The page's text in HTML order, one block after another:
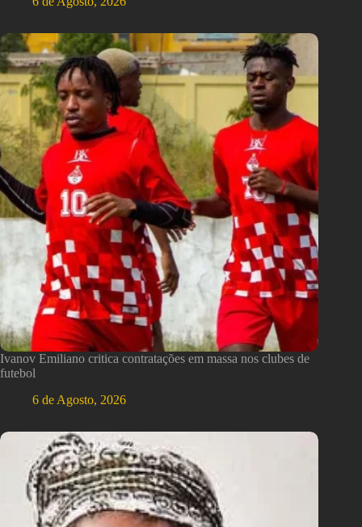
Ivanov Emiliano critica contratações em massa nos clubes de
futebol
6 de Agosto, 2026